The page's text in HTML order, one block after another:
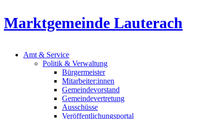
Marktgemeinde Lauterach
Amt & Service
Politik & Verwaltung
Bürgermeister
Mitarbeiter:innen
Gemeindevorstand
Gemeindevertretung
Ausschüsse
Veröffentlichungsportal